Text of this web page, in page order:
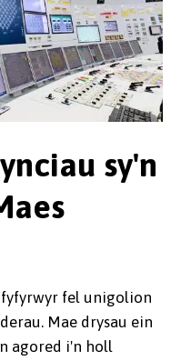
sy'n
fyfyrwyr fel unigolion
Mae drysau ein
agored i'n holl